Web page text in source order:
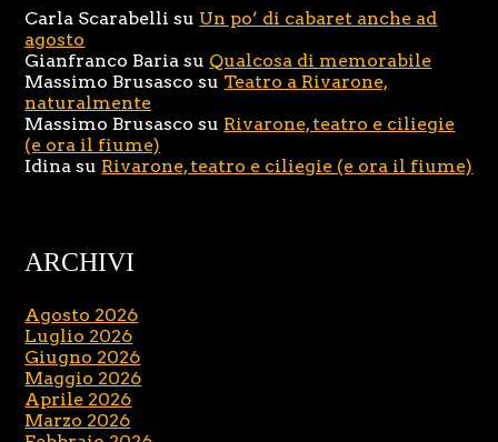
Carla Scarabelli su Un po’ di cabaret anche ad
agosto
Gianfranco Baria su Qualcosa di memorabile
Massimo Brusasco su Teatro a Rivarone,
naturalmente
Massimo Brusasco su Rivarone, teatro e ciliegie
(e ora il fiume)
Idina su Rivarone, teatro e ciliegie (e ora il fiume)
ARCHIVI
Agosto 2026
Luglio 2026
Giugno 2026
Maggio 2026
Aprile 2026
Marzo 2026